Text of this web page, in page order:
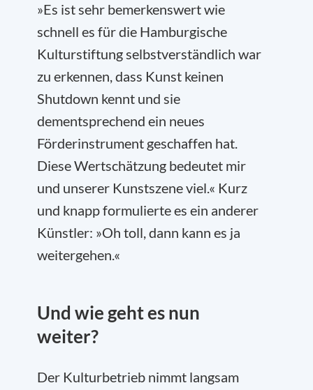
»Es ist sehr bemerkenswert wie
schnell es für die Hamburgische
Kulturstiftung selbstverständlich war
zu erkennen, dass Kunst keinen
Shutdown kennt und sie
dementsprechend ein neues
Förderinstrument geschaffen hat.
Diese Wertschätzung bedeutet mir
und unserer Kunstszene viel.« Kurz
und knapp formulierte es ein anderer
Künstler: »Oh toll, dann kann es ja
weitergehen.«
Und wie geht es nun
weiter?
Der Kulturbetrieb nimmt langsam